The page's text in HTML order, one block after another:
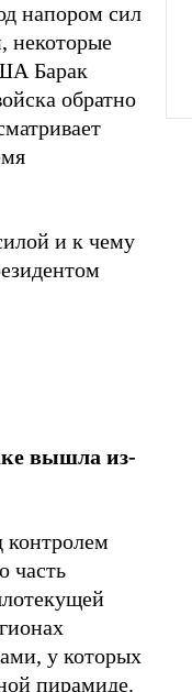
напором сил
некоторые
Барак
обратно
и к чему
вышла из-
часть
у которых
пирамиде.